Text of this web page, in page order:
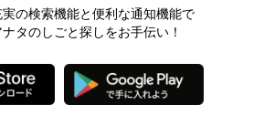
実の検索機能と便利な通知機能で
ナタのしごと探しをお手伝い！